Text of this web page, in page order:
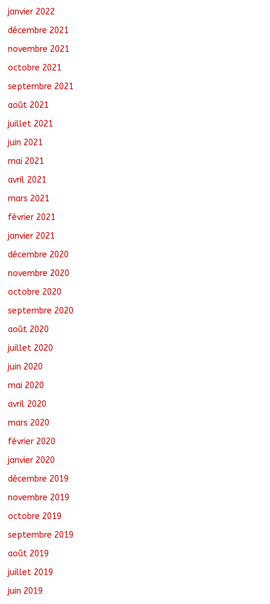
janvier 2022
décembre 2021
novembre 2021
octobre 2021
septembre 2021
août 2021
juillet 2021
juin 2021
mai 2021
avril 2021
mars 2021
février 2021
janvier 2021
décembre 2020
novembre 2020
octobre 2020
septembre 2020
août 2020
juillet 2020
juin 2020
mai 2020
avril 2020
mars 2020
février 2020
janvier 2020
décembre 2019
novembre 2019
octobre 2019
septembre 2019
août 2019
juillet 2019
juin 2019